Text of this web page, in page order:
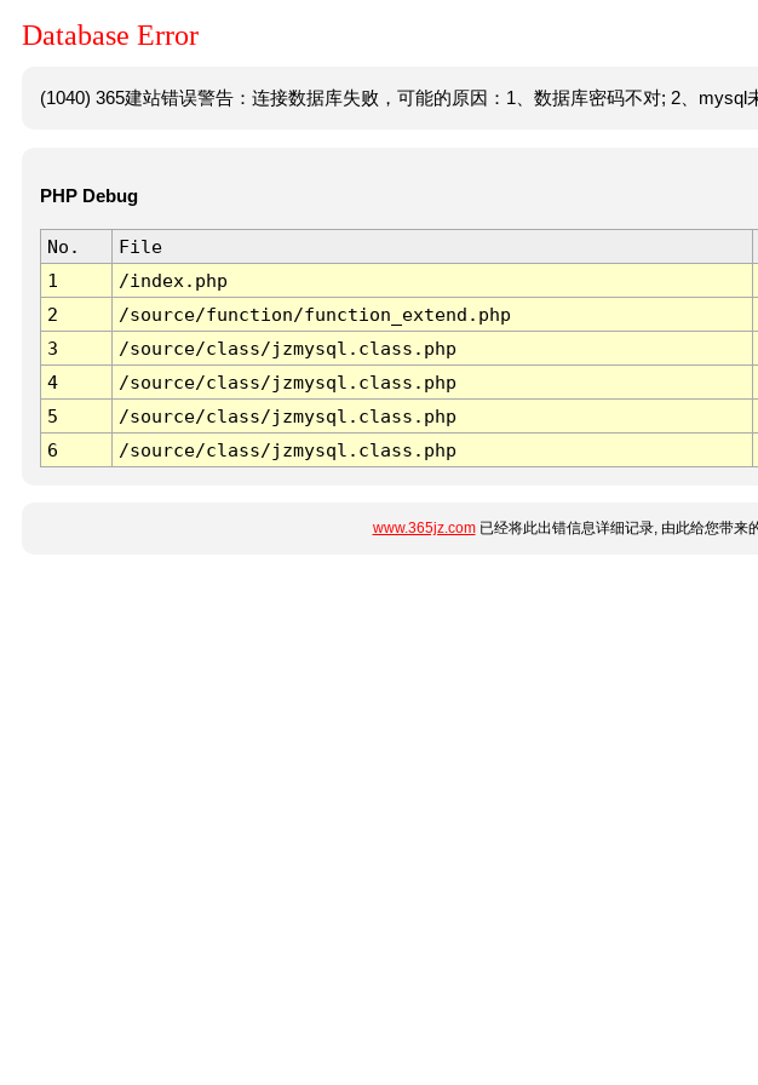
Database Error
(1040) 365建站错误警告：连接数据库失败，可能的原因：1、数据库密码不对; 2、mysql
PHP Debug
No. File
1
/index.php
2
/source/function/function_extend.php
3
/source/class/jzmysql.class.php
4
/source/class/jzmysql.class.php
5
/source/class/jzmysql.class.php
6
/source/class/jzmysql.class.php
www.365jz.com已经将此出错信息详细记录, 由此给您带来